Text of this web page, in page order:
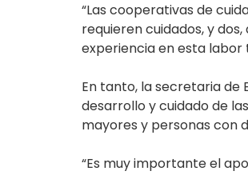
“Las cooperativas de
requieren cuidados, y
experiencia en esta labor
En tanto, la secretaria de
desarrollo y cuidado de
mayores y personas con
“Es muy importante el